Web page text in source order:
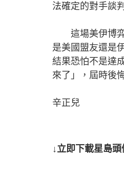
法確定的對手談
這場美伊博弈
是美國盟友還是
結果恐怕不是達
來了」，屆時後
辛正兒
↓立即下載星島